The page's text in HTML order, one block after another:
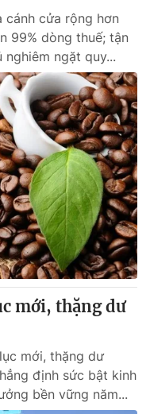
cánh cửa rộng hơn
99% dòng thuế; tận
ngặt quy...
mới, thặng dư
mới, thặng dư
định sức bật kinh
bền vững năm...